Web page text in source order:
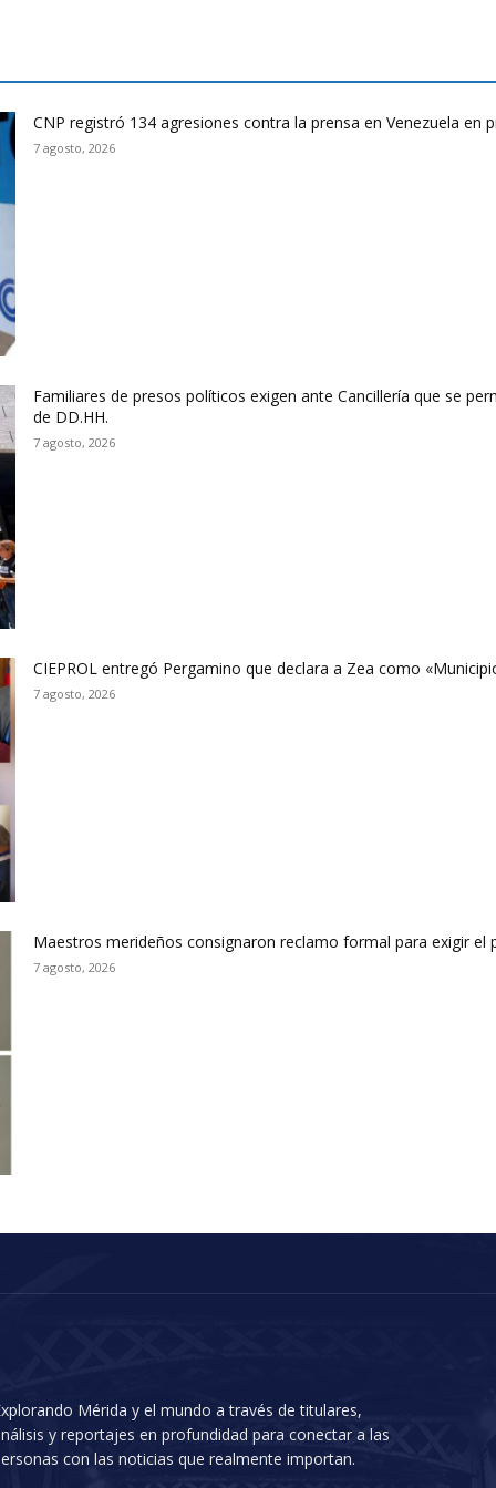
CNP registró 134 agresiones contra la prensa en Venezuela en
7 agosto, 2026
Familiares de presos políticos exigen ante Cancillería que se
de DD.HH.
7 agosto, 2026
CIEPROL entregó Pergamino que declara a Zea como
7 agosto, 2026
Maestros merideños consignaron reclamo formal para exigir el
7 agosto, 2026
Mérida y el mundo a través de titulares,
y reportajes en profundidad para conectar a las
con las noticias que realmente importan.